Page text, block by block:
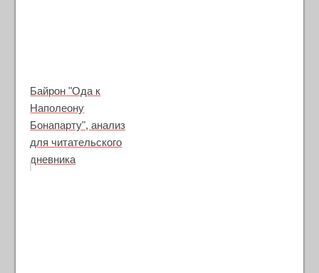
Байрон "Ода к
Наполеону
Бонапарту", анализ
для читательского
дневника